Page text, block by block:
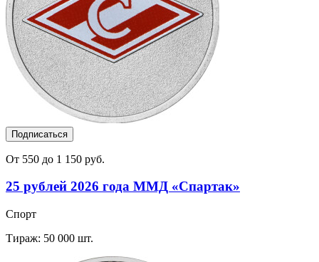
Подписаться
От 550 до 1 150 руб.
25 рублей 2026 года ММД «Спартак»
Спорт
Тираж: 50 000 шт.